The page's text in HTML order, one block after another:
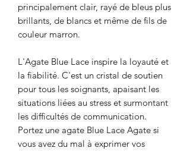
principalement clair, rayé de bleus plus
brillants, de blancs et même de fils de
couleur marron.
L'Agate Blue Lace inspire la loyauté et
la fiabilité. C'est un cristal de soutien
pour tous les soignants, apaisant les
situations liées au stress et surmontant
les difficultés de communication.
Portez une agate Blue Lace Agate si
vous avez du mal à exprimer vos